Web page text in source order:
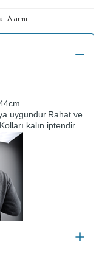
Alarmı
uygundur. Rahat ve
Kolları kalın iptendir.